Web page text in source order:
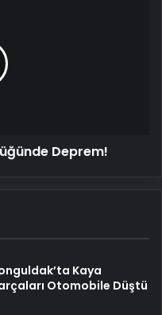
Deprem!
Kaya
Otomobile Düştü